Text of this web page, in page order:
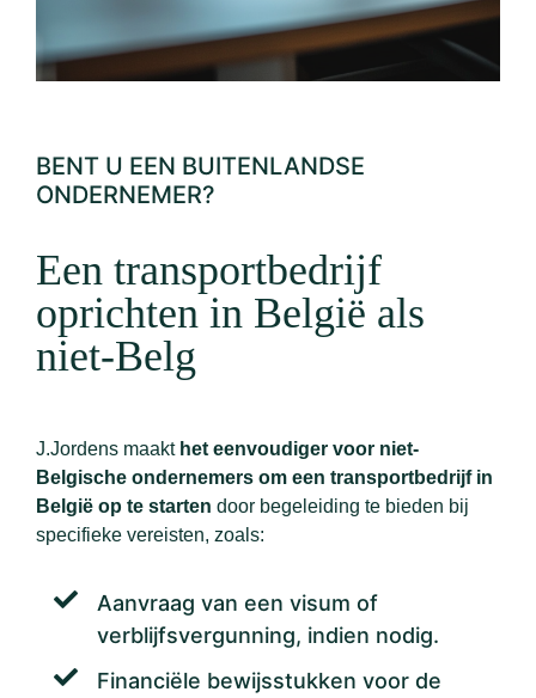
BENT U EEN BUITENLANDSE
ONDERNEMER?
Een transportbedrijf
oprichten in België als
niet-Belg
J.Jordens maakt het eenvoudiger voor niet-
Belgische ondernemers om een transportbedrijf in
België op te starten door begeleiding te bieden bij
specifieke vereisten, zoals:
Aanvraag van een visum of
verblijfsvergunning, indien nodig.
Financiële bewijsstukken voor de